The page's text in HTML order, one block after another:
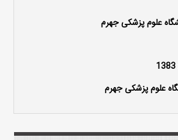
علوم پزشکی جهرم
علوم پزشکی جهرم